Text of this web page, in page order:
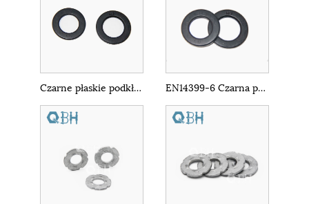
Czarne płaskie podkładki ze stali węglowej DIN6919 EN14399-6 Czarna pralka z HV